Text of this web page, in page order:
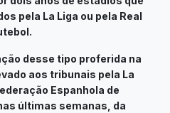
pela La Liga ou pela Real
desse tipo proferida na
aos tribunais pela La
Espanhola de
últimas semanas, da